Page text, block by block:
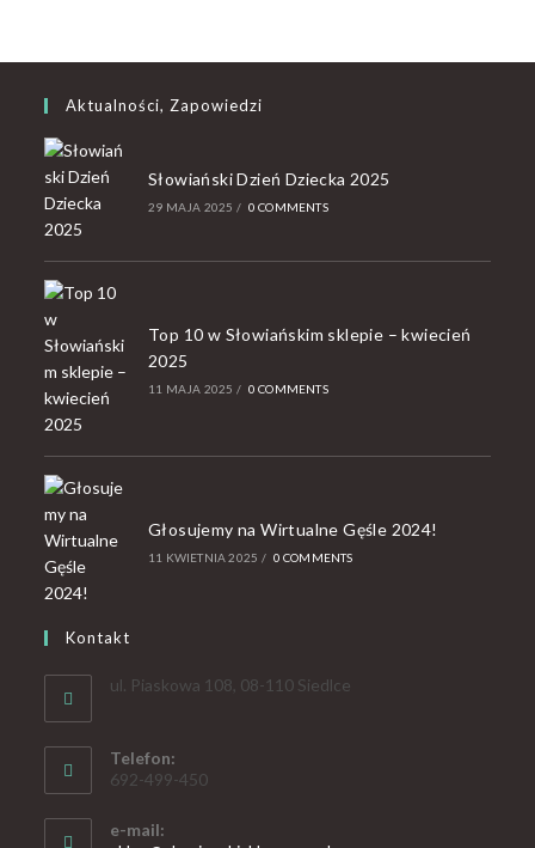
Aktualności, Zapowiedzi
Słowiański Dzień Dziecka 2025
29 MAJA 2025 / 0 COMMENTS
Top 10 w Słowiańskim sklepie – kwiecień
2025
11 MAJA 2025 / 0 COMMENTS
Głosujemy na Wirtualne Gęśle 2024!
11 KWIETNIA 2025 / 0 COMMENTS
Kontakt
ul. Piaskowa 108, 08-110 Siedlce
Telefon:
692-499-450
e-mail: